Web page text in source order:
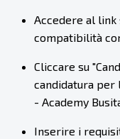
Accedere al
compatibilità
Cliccare su
candidatura per
- Academy
Inserire i